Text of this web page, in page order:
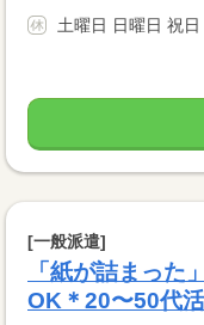
土曜日 日曜日 祝日
[一般派遣]
「紙が詰まった
OK＊20〜50代